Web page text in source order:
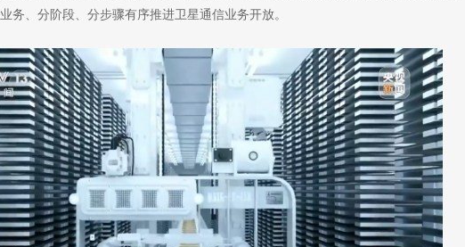
务、分阶段、分步骤有序推进卫星通信业务开放。